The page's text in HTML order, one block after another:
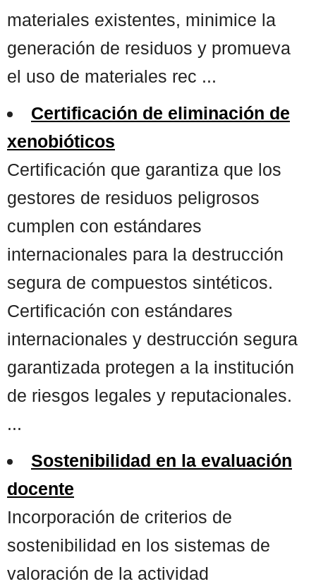
materiales existentes, minimice la
generación de residuos y promueva
el uso de materiales rec ...
Certificación de eliminación de
xenobióticos
Certificación que garantiza que los
gestores de residuos peligrosos
cumplen con estándares
internacionales para la destrucción
segura de compuestos sintéticos.
Certificación con estándares
internacionales y destrucción segura
garantizada protegen a la institución
de riesgos legales y reputacionales.
...
Sostenibilidad en la evaluación
docente
Incorporación de criterios de
sostenibilidad en los sistemas de
valoración de la actividad